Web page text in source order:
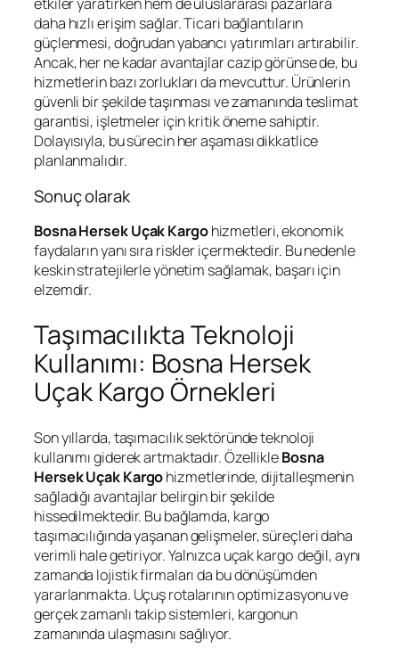
daha hızlı erişim sağlar. Ticari bağlantıların
güçlenmesi, doğrudan yabancı yatırımları artırabilir.
Ancak, her ne kadar avantajlar cazip görünse de, bu
hizmetlerin bazı zorlukları da mevcuttur. Ürünlerin
güvenli bir şekilde taşınması ve zamanında teslimat
garantisi, işletmeler için kritik öneme sahiptir.
Dolayısıyla, bu sürecin her aşaması dikkatlice
planlanmalıdır.
Sonuç olarak
Bosna Hersek Uçak Kargohizmetleri, ekonomik
faydaların yanı sıra riskler içermektedir. Bu nedenle
keskin stratejilerle yönetim sağlamak, başarı için
elzemdir.
Taşımacılıkta Teknoloji
Kullanımı: Bosna Hersek
Uçak Kargo Örnekleri
Son yıllarda, taşımacılık sektöründe teknoloji
kullanımı giderek artmaktadır. ÖzellikleBosna
Hersek Uçak Kargohizmetlerinde, dijitalleşmenin
sağladığı avantajlar belirgin bir şekilde
hissedilmektedir. Bu bağlamda, kargo
taşımacılığında yaşanan gelişmeler, süreçleri daha
verimli hale getiriyor. Yalnızca uçak kargo değil, aynı
zamanda lojistik firmaları da bu dönüşümden
yararlanmakta. Uçuş rotalarının optimizasyonu ve
gerçek zamanlı takip sistemleri, kargonun
zamanında ulaşmasını sağlıyor.